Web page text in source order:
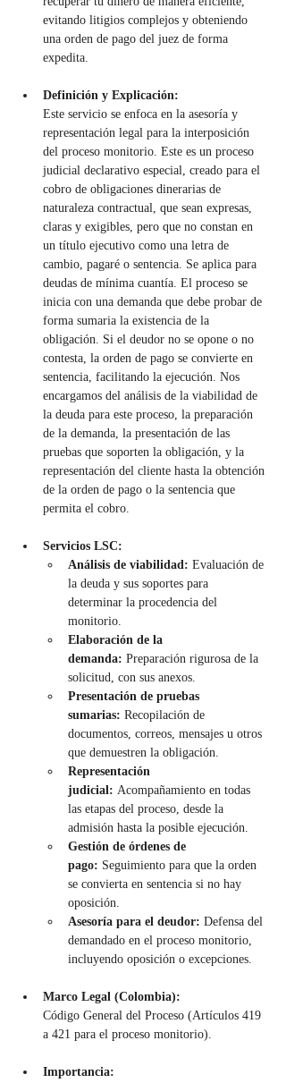
evitando litigios complejos y obteniendo
una orden de pago del juez de forma
expedita.
Definición y Explicación:
Este servicio se enfoca en la asesoría y
representación legal para la interposición
del proceso monitorio. Este es un proceso
judicial declarativo especial, creado para el
cobro de obligaciones dinerarias de
naturaleza contractual, que sean expresas,
claras y exigibles, pero que no constan en
un título ejecutivo como una letra de
cambio, pagaré o sentencia. Se aplica para
deudas de mínima cuantía. El proceso se
inicia con una demanda que debe probar de
forma sumaria la existencia de la
obligación. Si el deudor no se opone o no
contesta, la orden de pago se convierte en
sentencia, facilitando la ejecución. Nos
encargamos del análisis de la viabilidad de
la deuda para este proceso, la preparación
de la demanda, la presentación de las
pruebas que soporten la obligación, y la
representación del cliente hasta la obtención
de la orden de pago o la sentencia que
permita el cobro.
Servicios LSC:
Análisis de viabilidad: Evaluación de
la deuda y sus soportes para
determinar la procedencia del
monitorio.
Elaboración de la
demanda: Preparación rigurosa de la
solicitud, con sus anexos.
Presentación de pruebas
sumarias: Recopilación de
documentos, correos, mensajes u otros
que demuestren la obligación.
Representación
judicial: Acompañamiento en todas
las etapas del proceso, desde la
admisión hasta la posible ejecución.
Gestión de órdenes de
pago: Seguimiento para que la orden
se convierta en sentencia si no hay
oposición.
Asesoría para el deudor: Defensa del
demandado en el proceso monitorio,
incluyendo oposición o excepciones.
Marco Legal (Colombia):
Código General del Proceso (Artículos 419
a 421 para el proceso monitorio).
Importancia: